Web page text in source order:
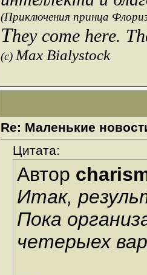
(Приключения принца
They come here.
(c)Max Bialystock
Re: Маленькие
Цитата:
Автор
Итак,
Пока
четерыех